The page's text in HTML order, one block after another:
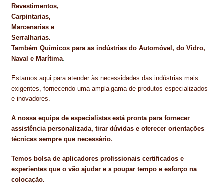
Revestimentos,
Carpintarias,
Marcenarias e
Serralharias.
Também Químicos para as indústrias do Automóvel, do Vidro,
Naval e Marítima.
Estamos aqui para atender às necessidades das indústrias mais
exigentes, fornecendo uma ampla gama de produtos especializados
e inovadores.
A nossa equipa de especialistas está pronta para fornecer
assistência personalizada, tirar dúvidas e oferecer orientações
técnicas sempre que necessário.
Temos bolsa de aplicadores profissionais certificados e
experientes que o vão ajudar e a poupar tempo e esforço na
colocação.